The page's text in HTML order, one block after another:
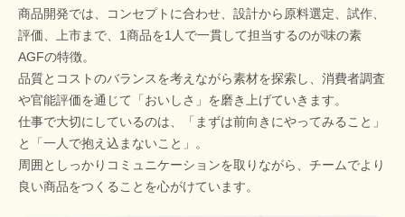
商品開発では、コンセプトに合わせ、設計から原料選定、試作、
評価、上市まで、1商品を1人で一貫して担当するのが味の素
AGFの特徴。
品質とコストのバランスを考えながら素材を探索し、消費者調査
や官能評価を通じて「おいしさ」を磨き上げていきます。
仕事で大切にしているのは、「まずは前向きにやってみること」
と「一人で抱え込まないこと」。
周囲としっかりコミュニケーションを取りながら、チームでより
良い商品をつくることを心がけています。